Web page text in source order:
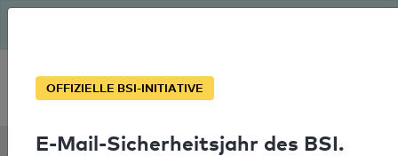
Soforthilfe bei Notfällen
OFFIZIELLE BSI-INITIATIVE
E-Mail-Sicherheitsjahr des BSI.